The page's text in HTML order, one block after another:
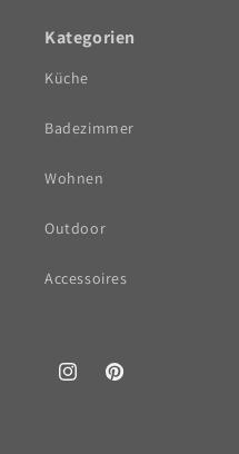
Kategorien
Küche
Badezimmer
Wohnen
Outdoor
Accessoires
InstagramPinterest